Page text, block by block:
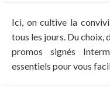
Ici, on cultive la
tous les jours. Du choix,
promos signés
essentiels pour vous